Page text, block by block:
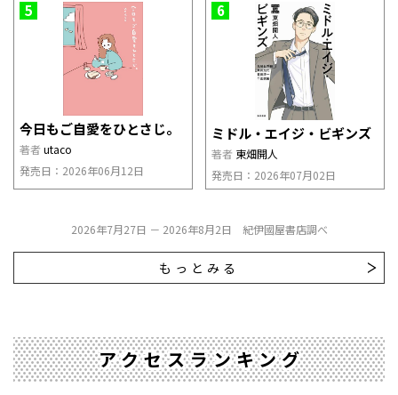
5
今日もご自愛をひとさじ。
著者 utaco
発売日：2026年06月12日
6
ミドル・エイジ・ビギンズ
著者 東畑開人
発売日：2026年07月02日
2026年7月27日 － 2026年8月2日 紀伊國屋書店調べ
もっとみる
アクセスランキング